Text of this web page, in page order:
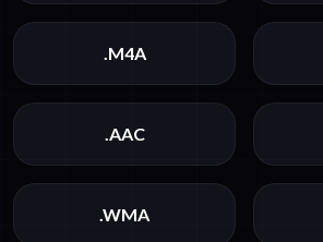
.M4A
.AAC
.WMA